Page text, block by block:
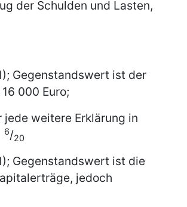
der Schulden und Lasten,
Gegenstandswert ist der
000 Euro;
weitere Erklärung in
6/20
Gegenstandswert ist die
jedoch